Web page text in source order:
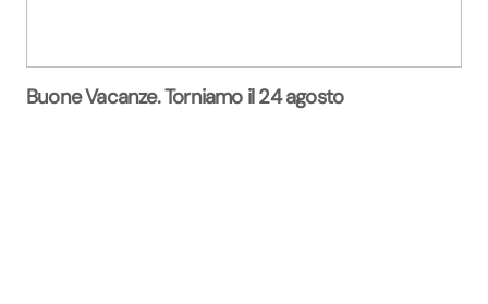
Buone Vacanze. Torniamo il 24 agosto